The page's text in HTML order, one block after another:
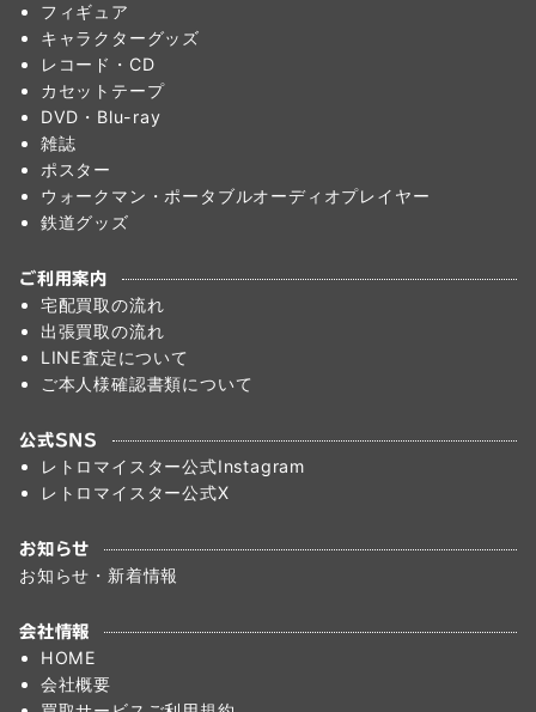
フィギュア
キャラクターグッズ
レコード・CD
カセットテープ
DVD・Blu-ray
雑誌
ポスター
ウォークマン・ポータブルオーディオプレイヤー
鉄道グッズ
ご利用案内
宅配買取の流れ
出張買取の流れ
LINE査定について
ご本人様確認書類について
公式SNS
レトロマイスター公式Instagram
レトロマイスター公式X
お知らせ
お知らせ・新着情報
会社情報
HOME
会社概要